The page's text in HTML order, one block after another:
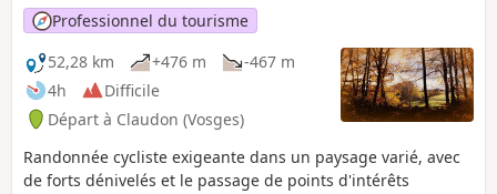
Professionnel du tourisme
52,28 km
+476 m
-467 m
4h
Difficile
Départ à Claudon (Vosges)
Randonnée cycliste exigeante dans un paysage varié, avec
de forts dénivelés et le passage de points d'intérêts